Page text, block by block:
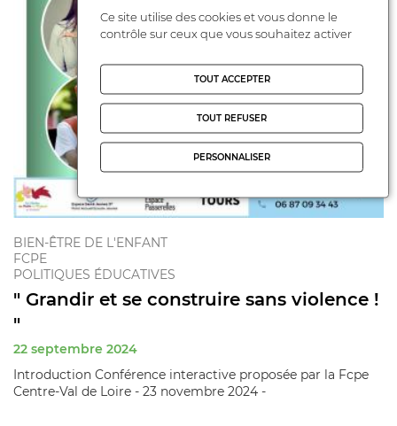
BIEN-ÊTRE DE L'ENFANT
FCPE
POLITIQUES ÉDUCATIVES
" Grandir et se construire sans violence !
"
22 septembre 2024
Introduction Conférence interactive proposée par la Fcpe
Centre-Val de Loire - 23 novembre 2024 -
Ce site utilise des cookies et vous donne le
contrôle sur ceux que vous souhaitez activer
TOUT ACCEPTER
TOUT REFUSER
PERSONNALISER